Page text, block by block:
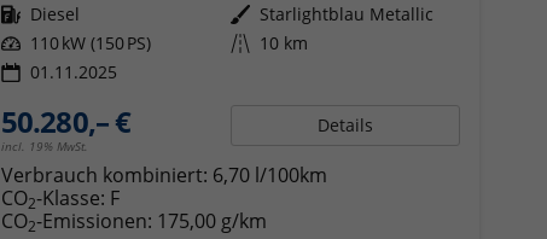
Kraftstoff Diesel Außenfarbe Starlightblau Metallic
Leistung 110 kW (150 PS) Kilometerstand 10 km
01.11.2025
50.280,– €
incl. 19% MwSt.
Details
Verbrauch kombiniert: 6,70 l/100km
CO2-Klasse: F
CO2-Emissionen: 175,00 g/km